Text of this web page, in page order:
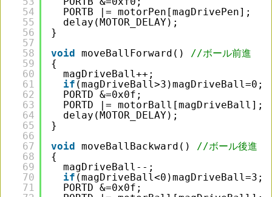
54
55
56
57
58
59
60
61
62
63
64
65
66
67
68
69
70
71
PORTB |= motorPen[magDrivePen];
delay(MOTOR_DELAY);
}
void moveBallForward()
//ボール前進
{
magDriveBall++;
if (magDriveBall>3)magDriveBall=0;
PORTD &=0x0f;
PORTD |= motorBall[magDriveBall];
delay(MOTOR_DELAY);
}
void moveBallBackward()
//ボール後進
{
magDriveBall--;
if (magDriveBall<0)magDriveBall=3;
PORTD &=0x0f;